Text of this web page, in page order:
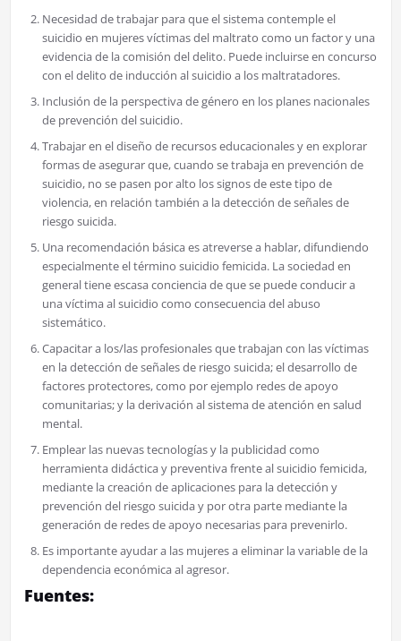
Necesidad de trabajar para que el sistema contemple el
suicidio en mujeres víctimas del maltrato como un factor y una
evidencia de la comisión del delito. Puede incluirse en concurso
con el delito de inducción al suicidio a los maltratadores.
Inclusión de la perspectiva de género en los planes nacionales
de prevención del suicidio.
Trabajar en el diseño de recursos educacionales y en explorar
formas de asegurar que, cuando se trabaja en prevención de
suicidio, no se pasen por alto los signos de este tipo de
violencia, en relación también a la detección de señales de
riesgo suicida.
Una recomendación básica es atreverse a hablar, difundiendo
especialmente el término suicidio femicida. La sociedad en
general tiene escasa conciencia de que se puede conducir a
una víctima al suicidio como consecuencia del abuso
sistemático.
Capacitar a los/las profesionales que trabajan con las víctimas
en la detección de señales de riesgo suicida; el desarrollo de
factores protectores, como por ejemplo redes de apoyo
comunitarias; y la derivación al sistema de atención en salud
mental.
Emplear las nuevas tecnologías y la publicidad como
herramienta didáctica y preventiva frente al suicidio femicida,
mediante la creación de aplicaciones para la detección y
prevención del riesgo suicida y por otra parte mediante la
generación de redes de apoyo necesarias para prevenirlo.
Es importante ayudar a las mujeres a eliminar la variable de la
dependencia económica al agresor.
Fuentes: